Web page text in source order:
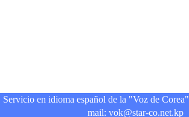
Servicio en idioma español de la "Voz de Corea"
mail: vok@star-co.net.kp